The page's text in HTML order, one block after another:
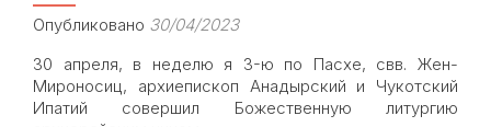
Опубликовано 30/04/2023
30 апреля, в неделю я 3-ю по Пасхе, свв. Жен-
Мироносиц, архиепископ Анадырский и Чукотский
Ипатий совершил Божественную литургию